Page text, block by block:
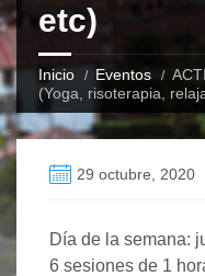
etc)
Inicio Eventos
(Yoga, risoterapia,
29 octubre, 2020
Día de la semana:
6 sesiones de 1